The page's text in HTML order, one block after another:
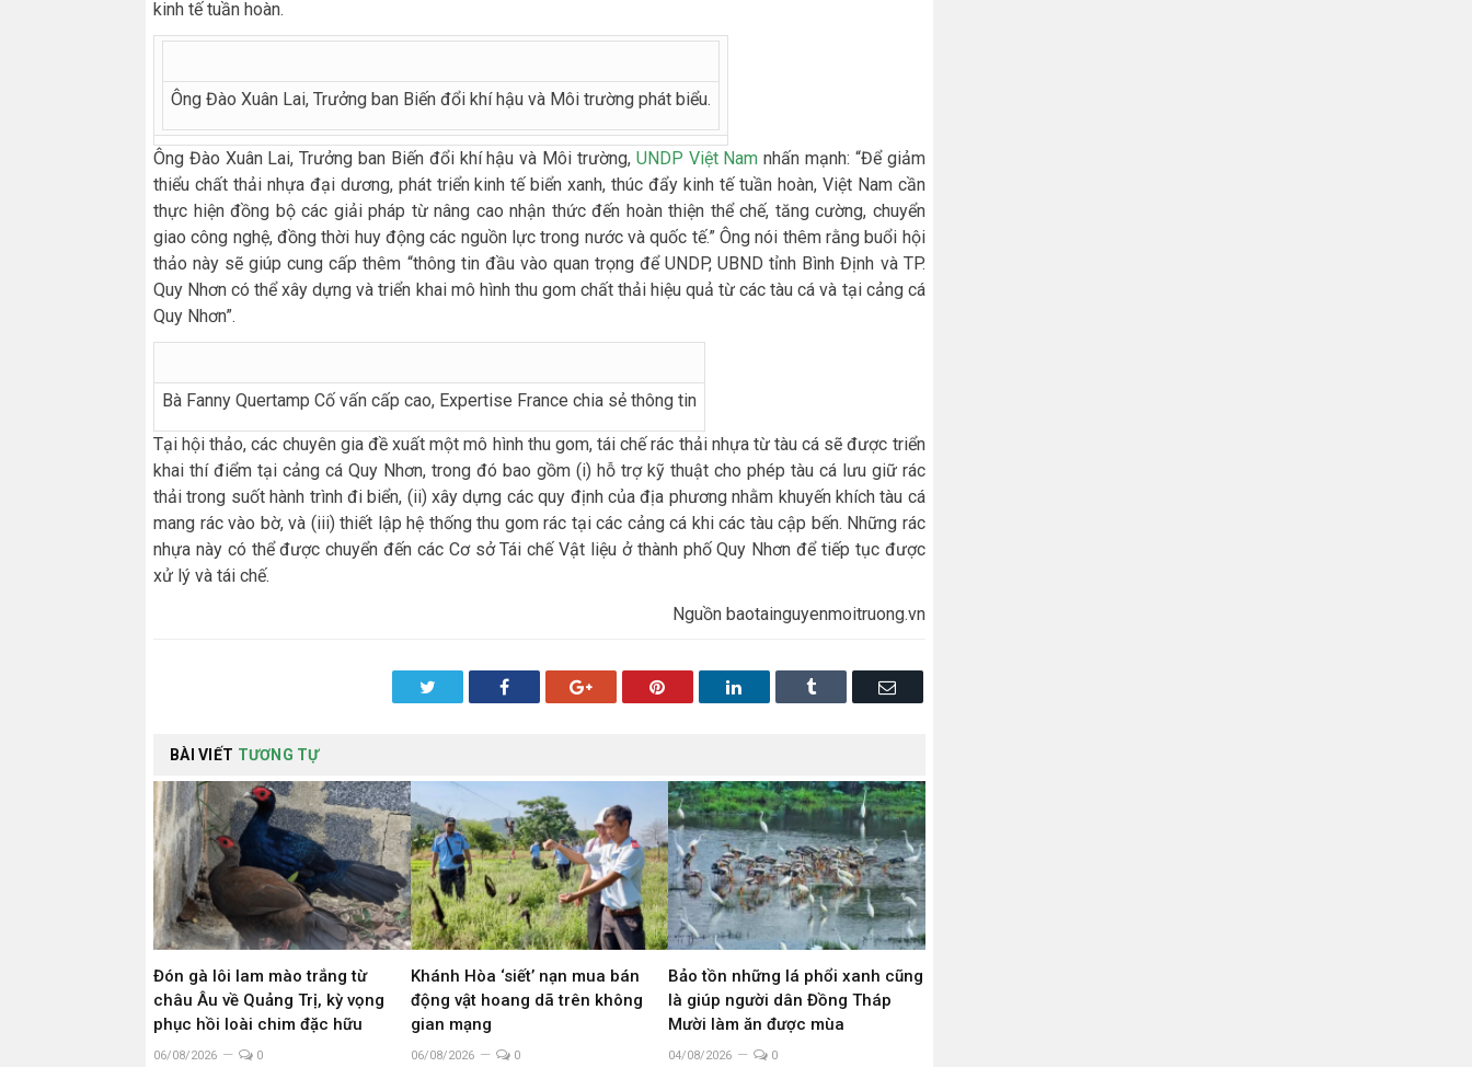
kinh tế tuần hoàn.
Ông Đào Xuân Lai, Trưởng ban Biến đổi khí hậu và Môi trường phát biểu.
Ông Đào Xuân Lai, Trưởng ban Biến đổi khí hậu và Môi trường, UNDP Việt Nam nhấn mạnh: “Để giảm
thiểu chất thải nhựa đại dương, phát triển kinh tế biển xanh, thúc đẩy kinh tế tuần hoàn, Việt Nam cần
thực hiện đồng bộ các giải pháp từ nâng cao nhận thức đến hoàn thiện thể chế, tăng cường, chuyển
giao công nghệ, đồng thời huy động các nguồn lực trong nước và quốc tế.” Ông nói thêm rằng buổi hội
thảo này sẽ giúp cung cấp thêm “thông tin đầu vào quan trọng để UNDP, UBND tỉnh Bình Định và TP.
Quy Nhơn có thể xây dựng và triển khai mô hình thu gom chất thải hiệu quả từ các tàu cá và tại cảng cá
Quy Nhơn”.
Bà Fanny Quertamp Cố vấn cấp cao, Expertise France chia sẻ thông tin
Tại hội thảo, các chuyên gia đề xuất một mô hình thu gom, tái chế rác thải nhựa từ tàu cá sẽ được triển
khai thí điểm tại cảng cá Quy Nhơn, trong đó bao gồm (i) hỗ trợ kỹ thuật cho phép tàu cá lưu giữ rác
thải trong suốt hành trình đi biển, (ii) xây dựng các quy định của địa phương nhằm khuyến khích tàu cá
mang rác vào bờ, và (iii) thiết lập hệ thống thu gom rác tại các cảng cá khi các tàu cập bến. Những rác
nhựa này có thể được chuyển đến các Cơ sở Tái chế Vật liệu ở thành phố Quy Nhơn để tiếp tục được
xử lý và tái chế.
Nguồn baotainguyenmoitruong.vn
Twitter Facebook Google+ Pinterest LinkedIn Tumblr Email
BÀI VIẾT TƯƠNG TỰ
Đón gà lôi lam mào trắng từ
châu Âu về Quảng Trị, kỳ vọng
phục hồi loài chim đặc hữu
06/08/2026 0
Khánh Hòa ‘siết’ nạn mua bán
động vật hoang dã trên không
gian mạng
06/08/2026 0
Bảo tồn những lá phổi xanh cũng
là giúp người dân Đồng Tháp
Mười làm ăn được mùa
04/08/2026 0